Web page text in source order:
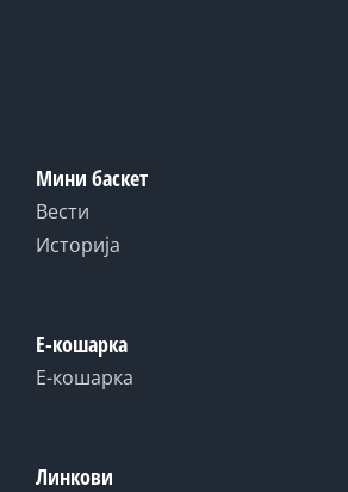
Мини баскет
Вести
Историја
Е-кошарка
Е-кошарка
Линкови